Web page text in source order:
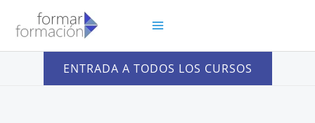
contenido
ENTRADA A TODOS LOS CURSOS